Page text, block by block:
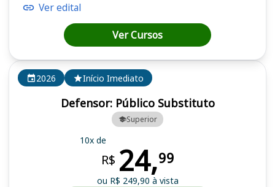
2026 Início Imediato
Defensor: Público Substituto
Superior
10x de
R$ 24,99
ou R$ 249,90 à vista
Ver edital
Ver Cursos